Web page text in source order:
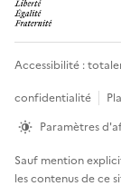
légales
Accessibilité :
confidentialité
Paramètres
Sauf mention
les contenus de ce